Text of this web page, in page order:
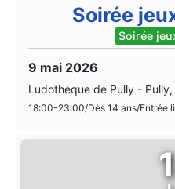
Soirée
Soirée
9 mai 2026
Ludothèque de Pully -
18:00-23:00/Dès 14 ans/Entrée